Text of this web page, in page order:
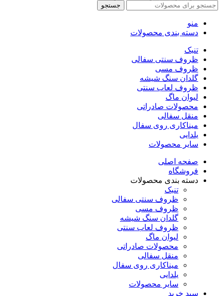
جستجو
منو
دسته بندی محصولات
تنبک
ظروف سنتی سفالی
ظروف مسی
گلدان سنگ شیشه
ظروف لعاب سنتی
لیوان ماگ
محصولات صادراتی
منقل سفالی
میناکاری روی سفال
یلدایی
سایر محصولات
صفحه اصلی
فروشگاه
دسته بندی محصولات
تنبک
ظروف سنتی سفالی
ظروف مسی
گلدان سنگ شیشه
ظروف لعاب سنتی
لیوان ماگ
محصولات صادراتی
منقل سفالی
میناکاری روی سفال
یلدایی
سایر محصولات
سبد خرید